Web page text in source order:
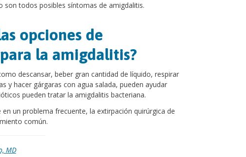
son todos posibles síntomas de amigdalitis.
opciones de
la amigdalitis?
descansar, beber gran cantidad de líquido, respirar
y hacer gárgaras con agua salada, pueden ayudar
pueden tratar la amigdalitis bacteriana.
un problema frecuente, la extirpación quirúrgica de
común.
MD